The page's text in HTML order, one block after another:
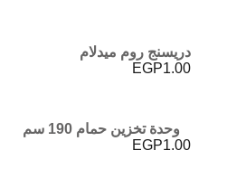
دريسنج روم ميدلام
EGP1.00
وحدة تخزين حمام 190 سم
EGP1.00